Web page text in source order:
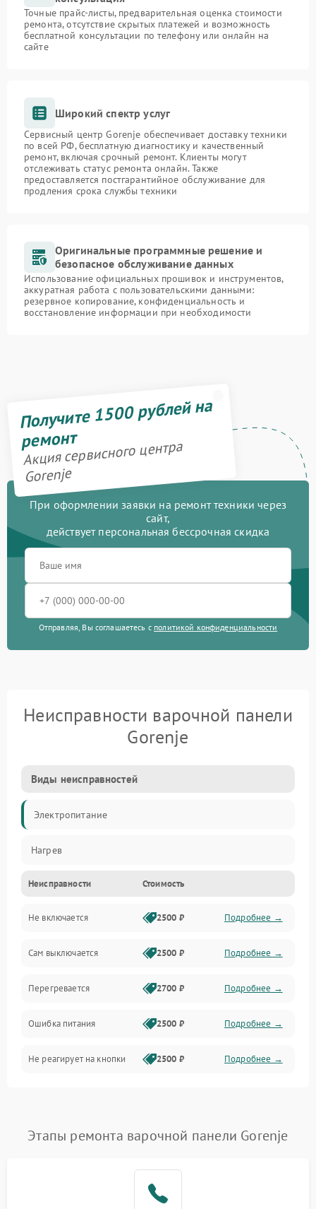
Точные прайс-листы, предварительная оценка стоимости
ремонта, отсутствие скрытых платежей и возможность
бесплатной консультации по телефону или онлайн на
сайте
Широкий спектр услуг
Сервисный центр Gorenje обеспечивает доставку техники
по всей РФ, бесплатную диагностику и качественный
ремонт, включая срочный ремонт. Клиенты могут
отслеживать статус ремонта онлайн. Также
предоставляется постгарантийное обслуживание для
продления срока службы техники
Оригинальные программные решение и
безопасное обслуживание данных
Использование официальных прошивок и инструментов,
аккуратная работа с пользовательскими данными:
резервное копирование, конфиденциальность и
восстановление информации при необходимости
Получите 1500 рублей на
ремонт
Акция сервисного центра
Gorenje
При оформлении заявки на ремонт техники через
сайт,
действует персональная бессрочная скидка
Отправляя, Вы соглашаетесь с политикой конфиденциальности
Неисправности варочной панели
Gorenje
Виды неисправностей
Электропитание
Нагрев
Неисправности Стоимость
Не включается 2500 ₽ Подробнее →
Сам выключается 2500 ₽ Подробнее →
Перегревается 2700 ₽ Подробнее →
Ошибка питания 2500 ₽ Подробнее →
Не реагирует на кнопки 2500 ₽ Подробнее →
Этапы ремонта варочной панели Gorenje